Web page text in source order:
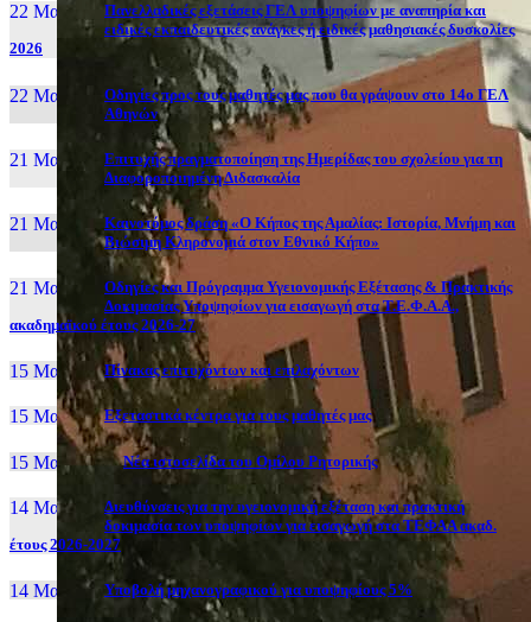
22 Μαι, 26
Πανελλαδικές εξετάσεις ΓΕΛ υποψηφίων με αναπηρία και
ειδικές εκπαιδευτικές ανάγκες ή ειδικές μαθησιακές δυσκολίες
2026
22 Μαι, 26
Οδηγίες προς τους μαθητές μας που θα γράψουν στο 14ο ΓΕΛ
Αθηνών
21 Μαι, 26
Επιτυχής πραγματοποίηση της Ημερίδας του σχολείου για τη
Διαφοροποιημένη Διδασκαλία
21 Μαι, 26
Καινοτόμος δράση «Ο Κήπος της Αμαλίας: Ιστορία, Μνήμη και
Βιώσιμη Κληρονομιά στον Εθνικό Κήπο»
21 Μαι, 26
Οδηγίες και Πρόγραμμα Υγειονομικής Εξέτασης & Πρακτικής
Δοκιμασίας Υποψηφίων για εισαγωγή στα Τ.Ε.Φ.Α.Α.,
ακαδημαϊκού έτους 2026-27
15 Μαι, 26 Πίνακας επιτυχόντων και επιλαχόντων
15 Μαι, 26 Εξεταστικά κέντρα για τους μαθητές μας
15 Μαι, 2026 Νέα ιστοσελίδα του Ομίλου Ρητορικής
14 Μαι, 26
Διευθύνσεις για την υγειονομική εξέταση και πρακτική
δοκιμασία των υποψηφίων για εισαγωγή στα ΤΕΦΑΑ ακαδ.
έτους 2026-2027
14 Μαι, 26 Yποβολή μηχανογραφικού για υποψηφίους 5%